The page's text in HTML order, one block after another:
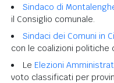
Sindaco di
il Consiglio comunale.
Sindaci dei Comuni in
con le coalizioni politiche
Le Elezioni
voto classificati per